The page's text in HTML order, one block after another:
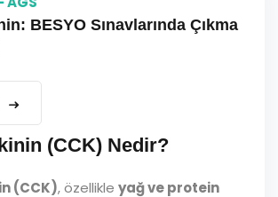
BESYO Sınavlarında Çıkma
(CCK) Nedir?
(CCK), özellikle yağ ve protein